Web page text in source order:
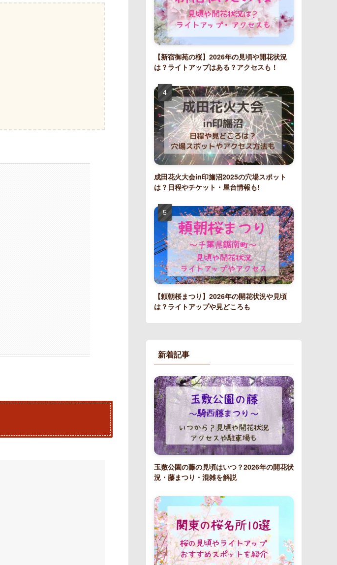
【新宿御苑の桜】2026年の見頃や開花状況
は？ライトアップはある？アクセスも！
成田花火大会in印旛沼2025の穴場スポット
は？日程やチケット・屋台情報も!
【頼朝桜まつり】2026年の開花状況や見頃
は？ライトアップや見どころも
新着記事
玉敷公園の藤の見頃はいつ？2026年の開花状
況・藤まつり・混雑を解説